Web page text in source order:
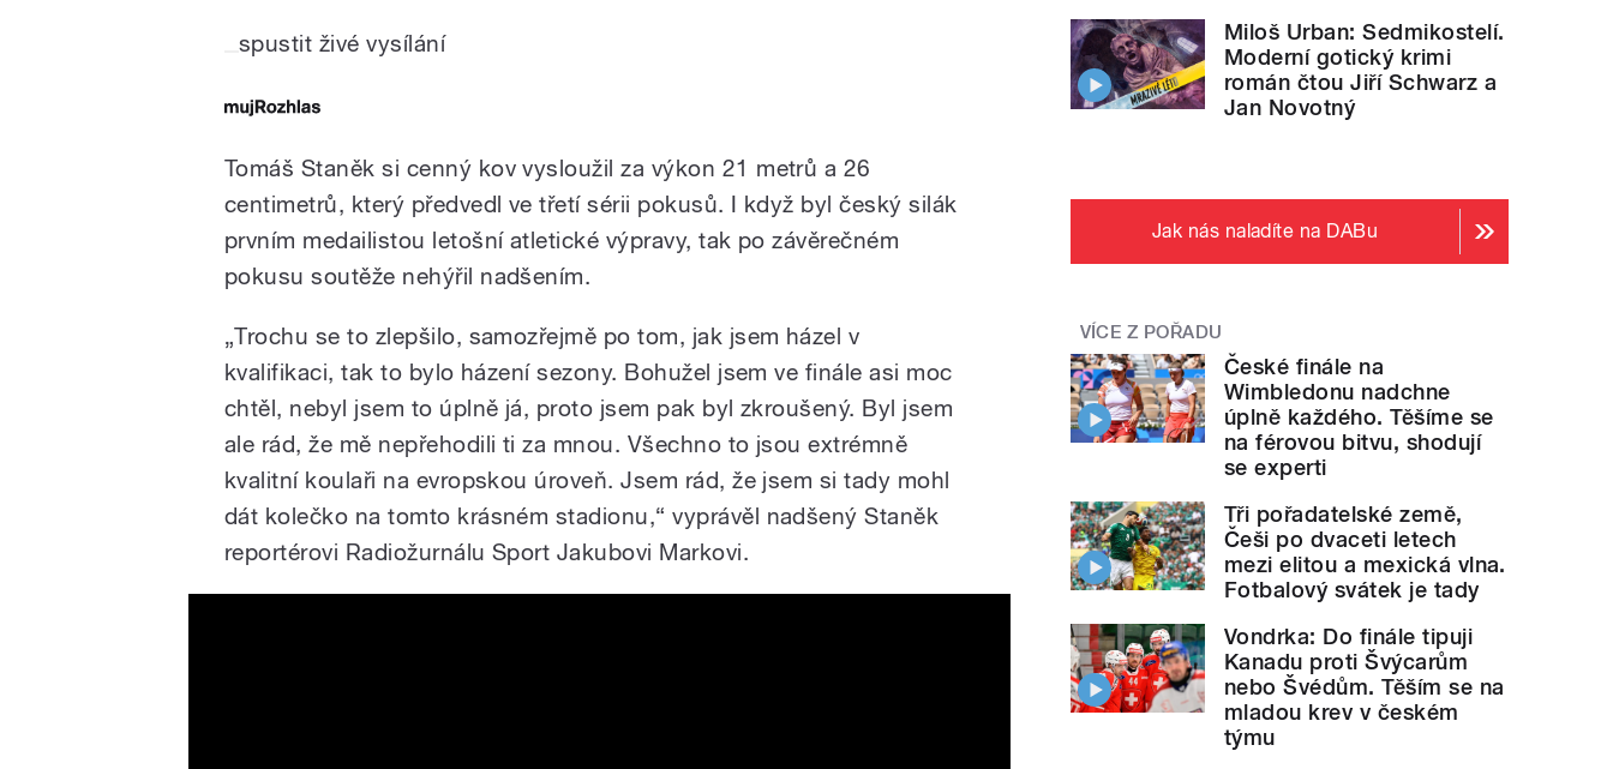
spustit živé vysílání
Tomáš Staněk si cenný kov vysloužil za výkon 21 metrů a 26
centimetrů, který předvedl ve třetí sérii pokusů. I když byl český silák
prvním medailistou letošní atletické výpravy, tak po závěrečném
pokusu soutěže nehýřil nadšením.
„Trochu se to zlepšilo, samozřejmě po tom, jak jsem házel v
kvalifikaci, tak to bylo házení sezony. Bohužel jsem ve finále asi moc
chtěl, nebyl jsem to úplně já, proto jsem pak byl zkroušený. Byl jsem
ale rád, že mě nepřehodili ti za mnou. Všechno to jsou extrémně
kvalitní koulaři na evropskou úroveň. Jsem rád, že jsem si tady mohl
dát kolečko na tomto krásném stadionu,“ vyprávěl nadšený Staněk
reportérovi Radiožurnálu Sport Jakubovi Markovi.
Miloš Urban: Sedmikostelí.
Moderní gotický krimi
román čtou Jiří Schwarz a
Jan Novotný
Jak nás naladíte na DABu
VÍCE Z POŘADU
České finále na
Wimbledonu nadchne
úplně každého. Těšíme se
na férovou bitvu, shodují
se experti
Tři pořadatelské země,
Češi po dvaceti letech
mezi elitou a mexická vlna.
Fotbalový svátek je tady
Vondrka: Do finále tipuji
Kanadu proti Švýcarům
nebo Švédům. Těším se na
mladou krev v českém
týmu